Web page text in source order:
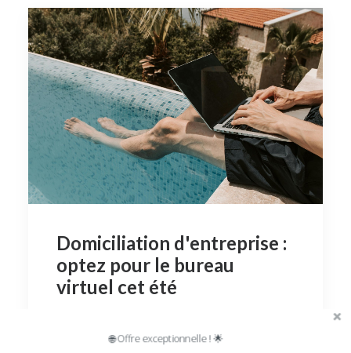
Domiciliation d'entreprise :
optez pour le bureau
virtuel cet été
solution moderne et flexible pour répondre…
🌐 Offre exceptionnelle ! 🌟